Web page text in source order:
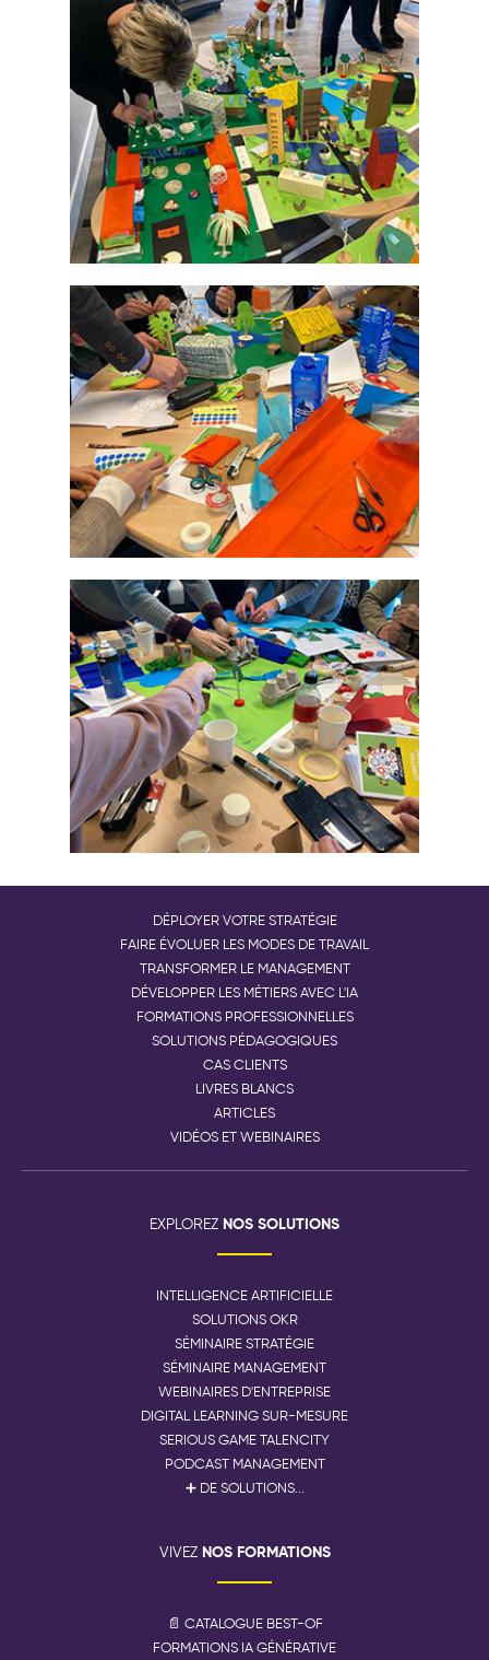
DÉPLOYER VOTRE STRATÉGIE
FAIRE ÉVOLUER LES MODES DE TRAVAIL
TRANSFORMER LE MANAGEMENT
DÉVELOPPER LES MÉTIERS AVEC L'IA
FORMATIONS PROFESSIONNELLES
SOLUTIONS PÉDAGOGIQUES
CAS CLIENTS
LIVRES BLANCS
ARTICLES
VIDÉOS ET WEBINAIRES
EXPLOREZ NOS SOLUTIONS
INTELLIGENCE ARTIFICIELLE
SOLUTIONS OKR
SÉMINAIRE STRATÉGIE
SÉMINAIRE MANAGEMENT
WEBINAIRES D'ENTREPRISE
DIGITAL LEARNING SUR-MESURE
SERIOUS GAME TALENCITY
PODCAST MANAGEMENT
➕ DE SOLUTIONS...
VIVEZ NOS FORMATIONS
📄 CATALOGUE BEST-OF
FORMATIONS IA GÉNÉRATIVE